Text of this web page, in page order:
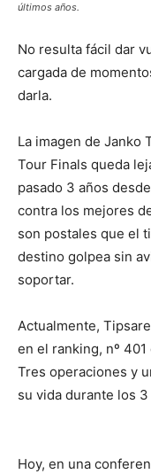
últimos años.
No resulta fácil dar
cargada de
darla.
La imagen de Janko
Tour Finals queda
pasado 3 años
contra los mejores
son postales que el
destino golpea sin
soportar.
Actualmente,
en el ranking, nº
Tres operaciones y
su vida durante los
Hoy, en una